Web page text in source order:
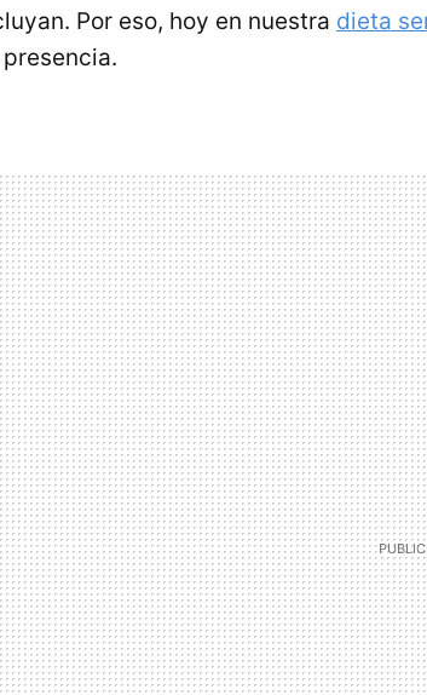
Por eso, hoy en nuestra dieta
presencia.